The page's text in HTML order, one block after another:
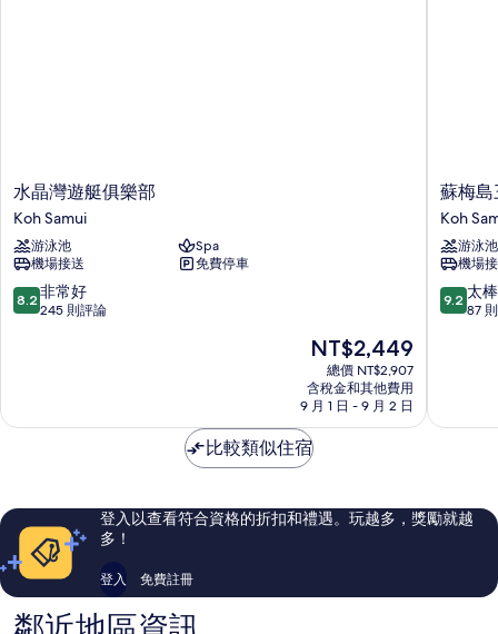
水
晶
灣
遊
艇
俱
樂
水晶灣遊艇俱樂部
Koh Samui
游泳池
Spa
機場接送
免費停車
8.2
分，
常
評
論
8.2 非常好
245 則評論
現
價
格
為
NT$2,449
NT$2,449
總價 NT$2,907
含稅金和其他費用
9 月 1 日 - 9 月 2 日
蘇
梅
島
三
樹
薩
羅
村
蘇梅島
Koh
游泳池
機場
9.2
分，
棒
評
論
9.2 太
87
比較類似住宿
登入以查看符合資格的折扣和禮遇。玩越多，獎勵就越
多！
登入 免費註冊